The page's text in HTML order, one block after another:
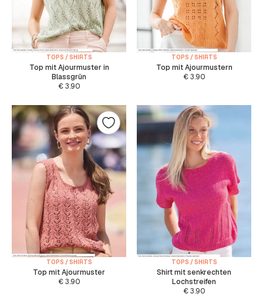
TOPS / SHIRTS
Top mit Ajourmuster in
Blassgrün
€3.90
TOPS / SHIRTS
Top mit Ajourmustern
€3.90
TOPS / SHIRTS
Top mit Ajourmuster
€3.90
TOPS / SHIRTS
Shirt mit senkrechten
Lochstreifen
€3.90